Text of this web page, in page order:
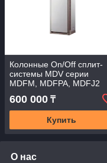
Колонные On/Off сплит-
системы MDV серии
MDFM, MDFPA, MDFJ2
MDFJ2-48ARN1 / MDOU-
48HN1-L
600 000 ₸
Купить
О нас